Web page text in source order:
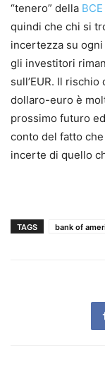
“tenero” della BCE
quindi che chi si
incertezza su
gli investitori
sull’EUR. Il
dollaro-euro è
prossimo futuro
conto del fatto
incerte di quello
TAGS bank of